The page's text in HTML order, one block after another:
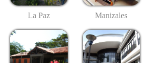
La Paz Manizales